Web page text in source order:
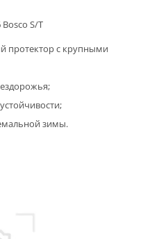
S/T
протектор с крупными
зимы.